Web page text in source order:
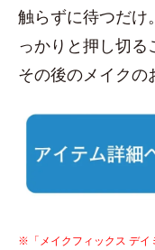
触らずに待つだけ
っかりと押し切
その後のメイクの
※「メイクフィックス デイ